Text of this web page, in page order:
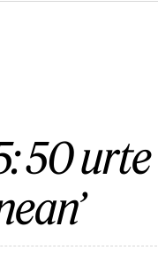
50 urte